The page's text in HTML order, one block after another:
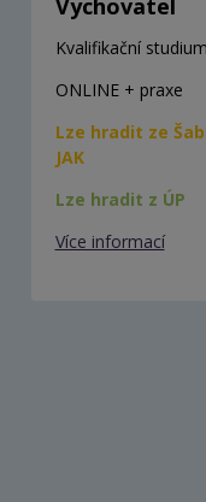
Kvalifikační studium
ONLINE + praxe
Lze hradit ze
JAK
Lze hradit z ÚP
Více informací